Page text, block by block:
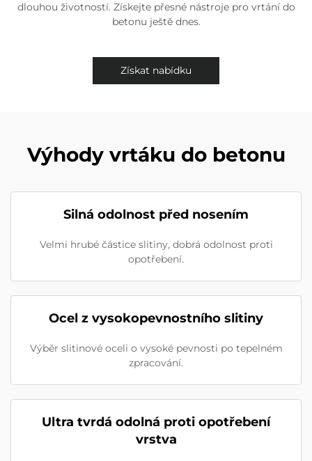
dlouhou životností. Získejte přesné nástroje pro vrtání do
betonu ještě dnes.
Získat nabídku
Výhody vrtáku do betonu
Silná odolnost před nosením
Velmi hrubé částice slitiny, dobrá odolnost proti
opotřebení.
Ocel z vysokopevnostního slitiny
Výběr slitinové oceli o vysoké pevnosti po tepelném
zpracování.
Ultra tvrdá odolná proti opotřebení
vrstva